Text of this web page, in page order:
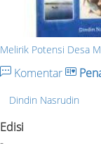
Melirik Potensi Desa
Komentar
Dindin Nasrudin
Edisi
-